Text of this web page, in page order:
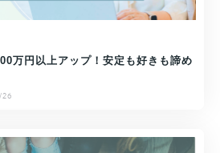
万円以上アップ！安定も好きも諦め